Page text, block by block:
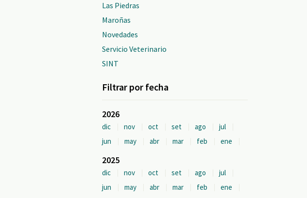
Las Piedras
Maroñas
Novedades
Servicio Veterinario
SINT
Filtrar por fecha
2026
dic nov oct set ago
jul
jun
may abr mar feb ene
2025
dic nov oct set ago
jul
jun
may abr mar feb ene